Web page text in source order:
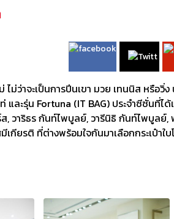
ว่าจะเป็นการปีนเขา มวย เทนนิส หรือวิ่ง
ละรุ่น Fortuna (IT BAG) ประจำซีซั่นที่ได้
, วาริธร กันท์ไพบูลย์, วารีนิธิ กันท์ไพบูลย์,
รติ ที่ต่างพร้อมใจกันมาเลือกกระเป๋าใบ